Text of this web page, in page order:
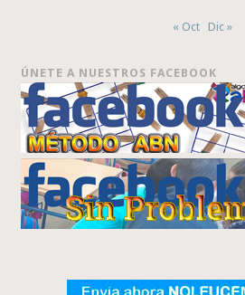
« Oct Dic »
ÚNETE A NUESTROS FACEBOOK